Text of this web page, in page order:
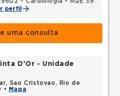
perfil
uma consulta
D'Or - Unidade
Sao Cristovao, Rio de
•
Mapa